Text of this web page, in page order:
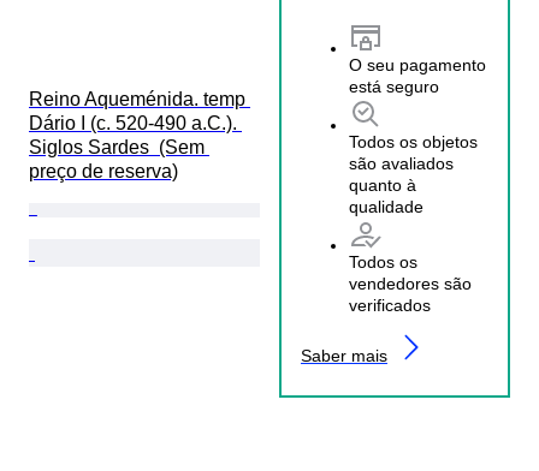
O seu pagamento
está seguro
Todos os objetos
são avaliados
quanto à
qualidade
Todos os
vendedores são
verificados
Saber mais
Reino Aqueménida. temp
Dário I (c. 520-490 a.C.).
Siglos Sardes  (Sem
preço de reserva)